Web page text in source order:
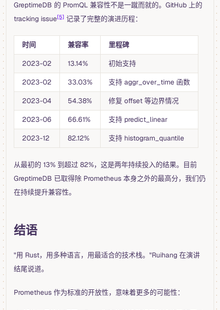
GreptimeDB 的 PromQL 兼容性不是一蹴而就的。GitHub 上的
tracking issue[5] 记录了完整的演进历程：
时间 兼容率 里程碑
2023-02 13.14% 初始支持
2023-02 33.03% 支持 aggr_over_time 函数
2023-04 54.38% 修复 offset 等边界情况
2023-06 66.61% 支持 predict_linear
2023-12 82.12% 支持 histogram_quantile
从最初的 13% 到超过 82%，这是两年持续投入的结果。目前
GreptimeDB 已取得除 Prometheus 本身之外的最高分，我们仍
在持续提升兼容性。
结语
"用 Rust，用多种语言，用最适合的技术栈。"Ruihang 在演讲
结尾说道。
Prometheus 作为标准的开放性，意味着更多的可能性：